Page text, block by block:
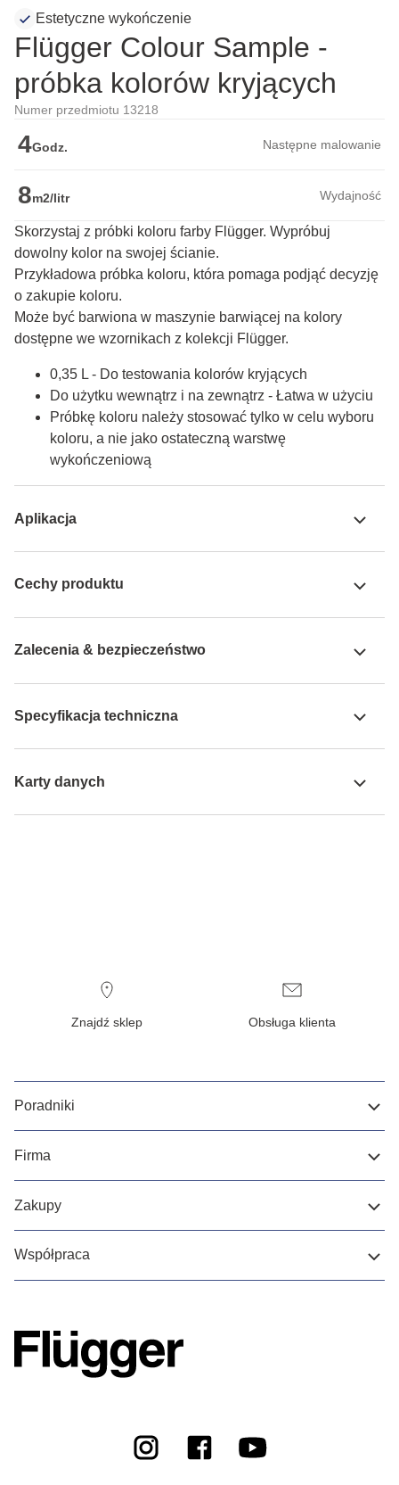
Estetyczne wykończenie
Flügger Colour Sample -
próbka kolorów kryjących
Numer przedmiotu 13218
4Godz. Następne malowanie
8m2/litr Wydajność
Skorzystaj z próbki koloru farby Flügger. Wypróbuj
dowolny kolor na swojej ścianie.
Przykładowa próbka koloru, która pomaga podjąć decyzję
o zakupie koloru.
Może być barwiona w maszynie barwiącej na kolory
dostępne we wzornikach z kolekcji Flügger.
0,35 L - Do testowania kolorów kryjących
Do użytku wewnątrz i na zewnątrz - Łatwa w użyciu
Próbkę koloru należy stosować tylko w celu wyboru
koloru, a nie jako ostateczną warstwę
wykończeniową
Aplikacja
Cechy produktu
Zalecenia & bezpieczeństwo
Specyfikacja techniczna
Karty danych
Znajdź sklep Obsługa klienta
Poradniki
Firma
Zakupy
Współpraca